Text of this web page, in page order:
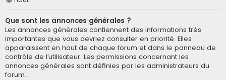
Que sont les annonces générales ?
Les annonces générales contiennent des informations très
importantes que vous devriez consulter en priorité. Elles
apparaissent en haut de chaque forum et dans le panneau de
contrôle de l’utilisateur. Les permissions concernant les
annonces générales sont définies par les administrateurs du
forum.